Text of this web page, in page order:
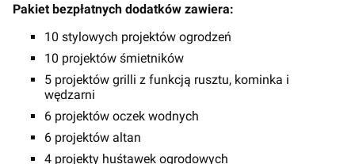
Pakiet bezpłatnych dodatków zawiera:
10 stylowych projektów ogrodzeń
10 projektów śmietników
5 projektów grilli z funkcją rusztu, kominka i
wędzarni
6 projektów oczek wodnych
6 projektów altan
4 projekty huśtawek ogrodowych